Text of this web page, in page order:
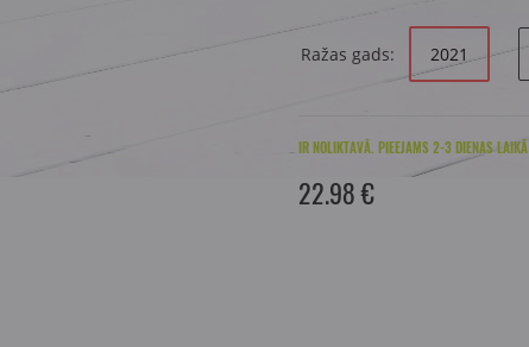
Ražas gads: 2021
IR NOLIKTAVĀ. PIEEJAMS 2-3 DIENAS LAIKĀ
22.98 €